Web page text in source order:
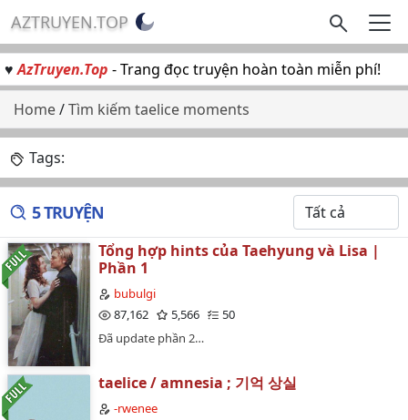
AZTRUYEN.TOP
♥AzTruyen.Top - Trang đọc truyện hoàn toàn miễn phí!
Home/Tìm kiếm taelice moments
Tags:
5 TRUYỆN
Tổng hợp hints của Taehyung và Lisa |
Phần 1
bubulgi
87,162
5,566
50
Đã update phần 2…
taelice / amnesia ; 기억 상실
-rwenee